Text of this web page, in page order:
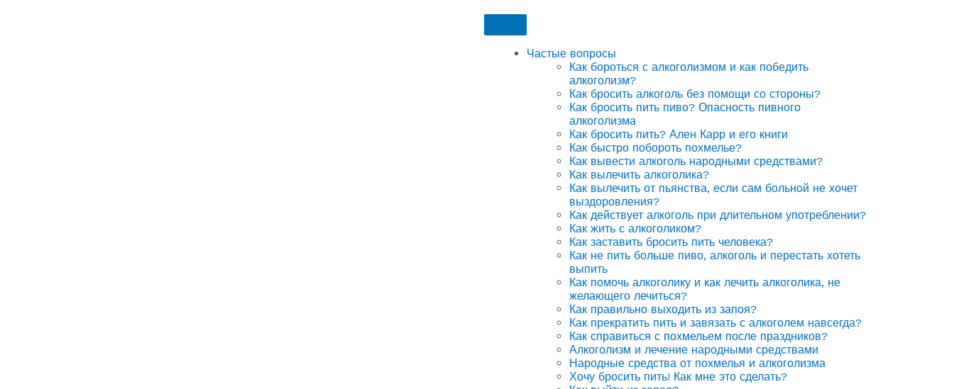
Частые вопросы
Как бороться с алкоголизмом и как победить
алкоголизм?
Как бросить алкоголь без помощи со стороны?
Как бросить пить пиво? Опасность пивного
алкоголизма
Как бросить пить? Ален Карр и его книги
Как быстро побороть похмелье?
Как вывести алкоголь народными средствами?
Как вылечить алкоголика?
Как вылечить от пьянства, если сам больной не хочет
выздоровления?
Как действует алкоголь при длительном употреблении?
Как жить с алкоголиком?
Как заставить бросить пить человека?
Как не пить больше пиво, алкоголь и перестать хотеть
выпить
Как помочь алкоголику и как лечить алкоголика, не
желающего лечиться?
Как правильно выходить из запоя?
Как прекратить пить и завязать с алкоголем навсегда?
Как справиться с похмельем после праздников?
Алкоголизм и лечение народными средствами
Народные средства от похмелья и алкоголизма
Хочу бросить пить! Как мне это сделать?